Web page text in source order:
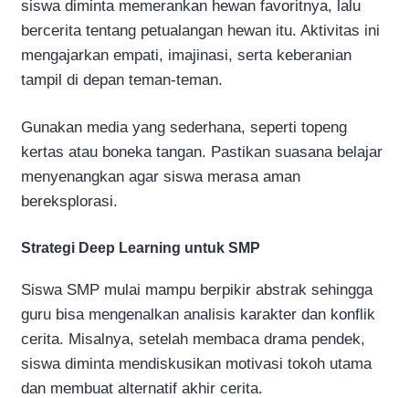
siswa diminta memerankan hewan favoritnya, lalu
bercerita tentang petualangan hewan itu. Aktivitas ini
mengajarkan empati, imajinasi, serta keberanian
tampil di depan teman-teman.
Gunakan media yang sederhana, seperti topeng
kertas atau boneka tangan. Pastikan suasana belajar
menyenangkan agar siswa merasa aman
bereksplorasi.
Strategi Deep Learning untuk SMP
Siswa SMP mulai mampu berpikir abstrak sehingga
guru bisa mengenalkan analisis karakter dan konflik
cerita. Misalnya, setelah membaca drama pendek,
siswa diminta mendiskusikan motivasi tokoh utama
dan membuat alternatif akhir cerita.